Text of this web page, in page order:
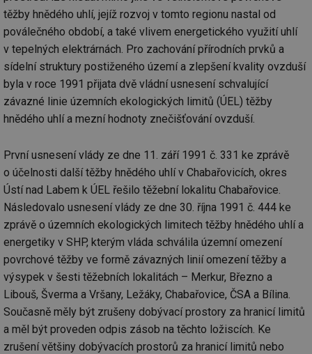
těžby hnědého uhlí, jejíž rozvoj v tomto regionu nastal od
poválečného období, a také vlivem energetického využití uhlí
v tepelných elektrárnách. Pro zachování přírodních prvků a
sídelní struktury postiženého území a zlepšení kvality ovzduší
byla v roce 1991 přijata dvě vládní usnesení schvalující
závazné linie územních ekologických limitů (ÚEL) těžby
hnědého uhlí a mezní hodnoty znečišťování ovzduší.
První usnesení vlády ze dne 11. září 1991 č. 331 ke zprávě
o účelnosti další těžby hnědého uhlí v Chabařovicích, okres
Ústí nad Labem k ÚEL řešilo těžební lokalitu Chabařovice.
Následovalo usnesení vlády ze dne 30. října 1991 č. 444 ke
zprávě o územních ekologických limitech těžby hnědého uhlí a
energetiky v SHP, kterým vláda schválila územní omezení
povrchové těžby ve formě závazných linií omezení těžby a
výsypek v šesti těžebních lokalitách – Merkur, Březno a
Libouš, Šverma a Vršany, Ležáky, Chabařovice, ČSA a Bílina.
Současně měly být zrušeny dobývací prostory za hranicí limitů
a měl být proveden odpis zásob na těchto ložiscích. Ke
zrušení většiny dobývacích prostorů za hranicí limitů nebo